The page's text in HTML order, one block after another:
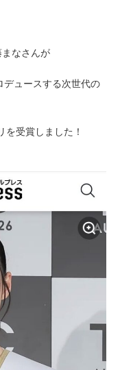
なさんが
デュースする次世代の
を受賞しました！